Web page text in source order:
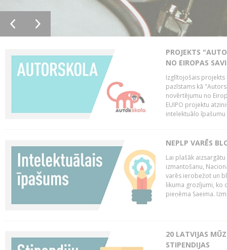
PROJEKTS
NO EIROPAS
Izglītojošais projekts
pazīstams kā
novērtējumu no
EUIPO projektu
intelektuālo
NEPLP VARĒS
Lai plašāk
izmantošanu,
varēs ierobežot un
likuma grozījumi, ko
pieņēma Saeima.
20 LATVIJAS
STIPENDIJAS